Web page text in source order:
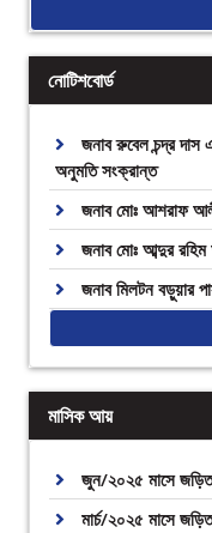
নোটিশবোর্ড
জনাব রুবেল চন্দ্র দাস
অনুমতি সংক্রান্ত
জনাব মোঃ আশরাফ
জনাব মোঃ আব্দুর
জনাব মিলটন বড়ুয়ার
মাসিক আয়
জুন/২০২৫ মাসে জড়িত
মার্চ/২০২৫ মাসে